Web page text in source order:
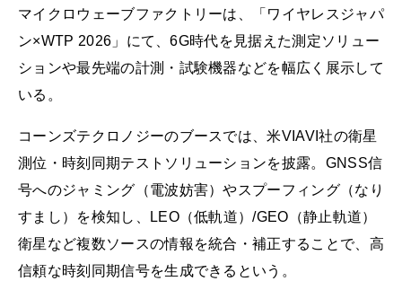
マイクロウェーブファクトリーは、「ワイヤレスジャパ
ン×WTP 2026」にて、6G時代を見据えた測定ソリュー
ションや最先端の計測・試験機器などを幅広く展示して
いる。
コーンズテクロノジーのブースでは、米VIAVI社の衛星
測位・時刻同期テストソリューションを披露。GNSS信
号へのジャミング（電波妨害）やスプーフィング（なり
すまし）を検知し、LEO（低軌道）/GEO（静止軌道）
衛星など複数ソースの情報を統合・補正することで、高
信頼な時刻同期信号を生成できるという。